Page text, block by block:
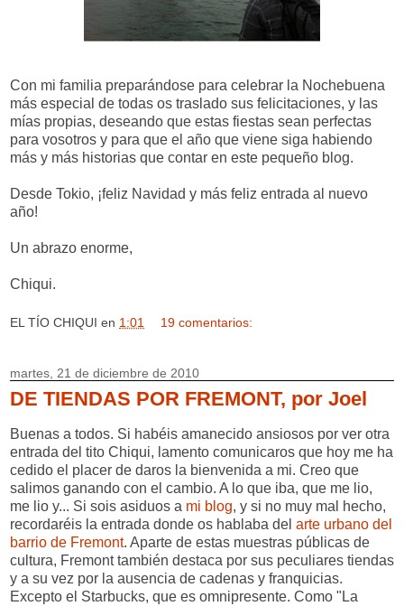
Con mi familia preparándose para celebrar la Nochebuena
más especial de todas os traslado sus felicitaciones, y las
mías propias, deseando que estas fiestas sean perfectas
para vosotros y para que el año que viene siga habiendo
más y más historias que contar en este pequeño blog.
Desde Tokio, ¡feliz Navidad y más feliz entrada al nuevo
año!
Un abrazo enorme,
Chiqui.
EL TÍO CHIQUI en 1:01 19 comentarios:
martes, 21 de diciembre de 2010
DE TIENDAS POR FREMONT, por Joel
Buenas a todos. Si habéis amanecido ansiosos por ver otra
entrada del tito Chiqui, lamento comunicaros que hoy me ha
cedido el placer de daros la bienvenida a mi. Creo que
salimos ganando con el cambio. A lo que iba, que me lio,
me lio y... Si sois asiduos a mi blog, y si no muy mal hecho,
recordaréis la entrada donde os hablaba del arte urbano del
barrio de Fremont. Aparte de estas muestras públicas de
cultura, Fremont también destaca por sus peculiares tiendas
y a su vez por la ausencia de cadenas y franquicias.
Excepto el Starbucks, que es omnipresente. Como "La